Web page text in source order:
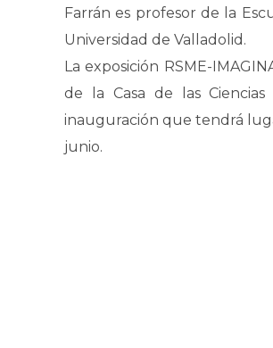
Farrán es profesor de la
Universidad de Valladolid.
La exposición RSME-
de la Casa de las
inauguración que tendrá
junio.